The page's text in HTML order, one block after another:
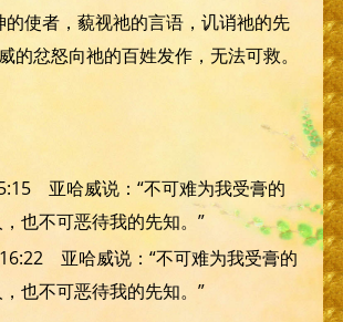
的使者，藐视祂的言语，讥诮祂的先
的忿怒向祂的百姓发作，无法可救。
亚哈威说：“不可难为我受膏的
，也不可恶待我的先知。”
16:22 亚哈威说：“不可难为我受膏的
，也不可恶待我的先知。”